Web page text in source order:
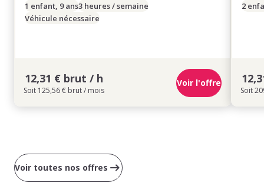
1 enfant, 9 ans3 heures / semaine
Véhicule nécessaire
12,31 € brut / h
Soit 125,56 € brut / mois
Voir l'offre
2
Soit
Voir toutes nos offres